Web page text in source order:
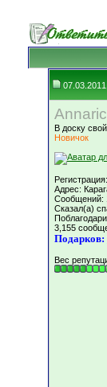
В доску свой
Новичок
Адрес:
Сообщений:
Сказал(а)
3,155
Подарков:
Вес